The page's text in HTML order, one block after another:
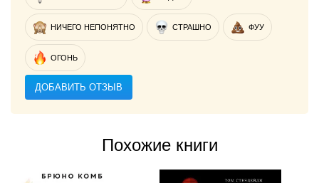
НИЧЕГО НЕПОНЯТНО СТРАШНО ФУУ
ОГОНЬ
ДОБАВИТЬ ОТЗЫВ
Похожие книги